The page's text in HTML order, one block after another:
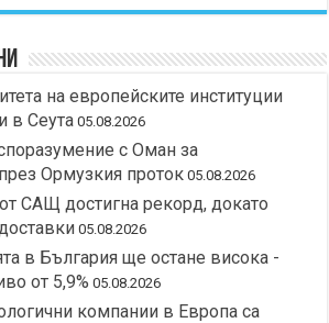
на европейските институции
в Сеута 05.08.2026
с Оман за
Ормузкия проток 05.08.2026
САЩ достигна рекорд, докато
05.08.2026
в България ще остане висока -
от 5,9% 05.08.2026
компании в Европа са